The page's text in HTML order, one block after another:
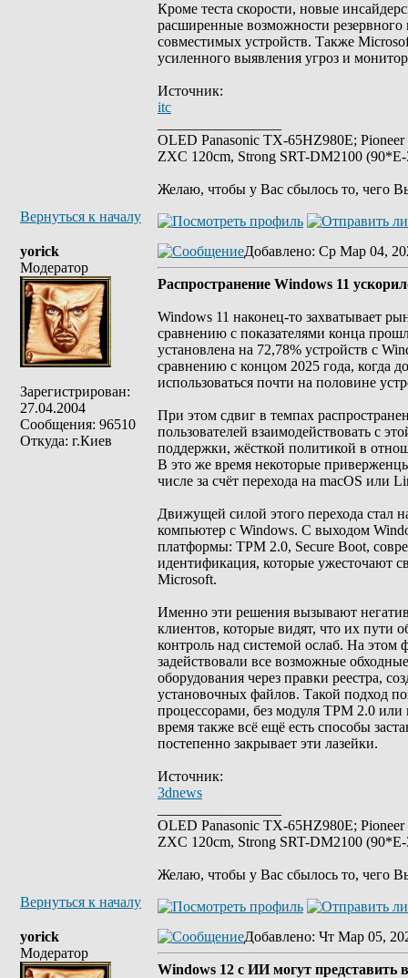
Кроме теста скорости, новые
расширенные возможности
совместимых устройств. Также
усиленного выявления угроз и
Источник:
itc
OLED Panasonic TX-65HZ980E;
ZXC 120cm, Strong SRT-DM2100
Желаю, чтобы у Вас сбылось то, чего
Вернуться к началу
yorick
Модератор
Зарегистрирован:
27.04.2004
Сообщения: 96510
Откуда: г.Киев
Добавлено: Ср Мар 04,
Распространение Windows 11
Windows 11 наконец-то захватывает
сравнению с показателями конца
установлена на 72,78% устройств с
сравнению с концом 2025 года, когда
использоваться почти на половине
При этом сдвиг в темпах
пользователей взаимодействовать с
поддержки, жёсткой политикой в
В это же время некоторые
числе за счёт перехода на macOS или
Движущей силой этого перехода стал
компьютер с Windows. С выходом
платформы: TPM 2.0, Secure Boot,
идентификация, которые ужесточают
Microsoft.
Именно эти решения вызывают
клиентов, которые видят, что их пути
контроль над системой ослаб. На этом
задействовали все возможные
оборудования через правки реестра,
установочных файлов. Такой подход
процессорами, без модуля TPM 2.0
время также всё ещё есть способы
постепенно закрывает эти лазейки.
Источник:
3dnews
OLED Panasonic TX-65HZ980E;
ZXC 120cm, Strong SRT-DM2100
Желаю, чтобы у Вас сбылось то, чего
Вернуться к началу
yorick
Модератор
Добавлено: Чт Мар 05,
Windows 12 с ИИ могут представить